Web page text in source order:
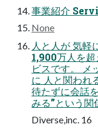
事業紹介
None
人と人が 気軽
1,900万人を
ビスです。 メ
に 人と関われ
待たずに会話
みる”という
Diverse,inc. 16